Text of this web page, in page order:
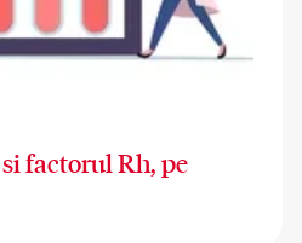
factorul Rh, pe